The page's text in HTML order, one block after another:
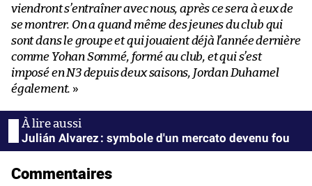
viendront s’entraîner avec nous, après ce sera à eux de
se montrer. On a quand même des jeunes du club qui
sont dans le groupe et qui jouaient déjà l’année dernière
comme Yohan Sommé, formé au club, et qui s’est
imposé en N3 depuis deux saisons, Jordan Duhamel
également. »
Julián Alvarez : symbole d'un mercato devenu fou
Commentaires